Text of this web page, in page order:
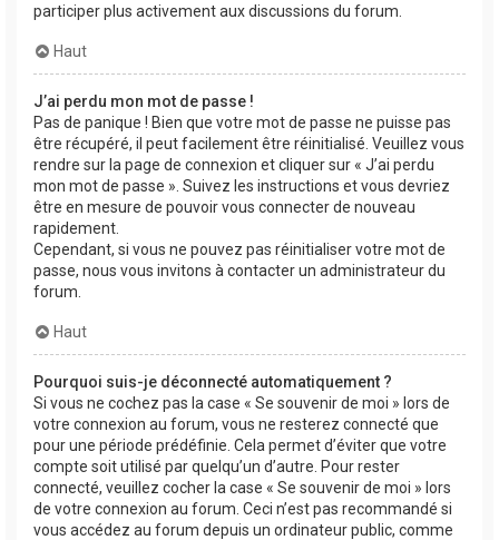
participer plus activement aux discussions du forum.
Haut
J’ai perdu mon mot de passe !
Pas de panique ! Bien que votre mot de passe ne puisse pas
être récupéré, il peut facilement être réinitialisé. Veuillez vous
rendre sur la page de connexion et cliquer sur « J’ai perdu
mon mot de passe ». Suivez les instructions et vous devriez
être en mesure de pouvoir vous connecter de nouveau
rapidement.
Cependant, si vous ne pouvez pas réinitialiser votre mot de
passe, nous vous invitons à contacter un administrateur du
forum.
Haut
Pourquoi suis-je déconnecté automatiquement ?
Si vous ne cochez pas la case « Se souvenir de moi » lors de
votre connexion au forum, vous ne resterez connecté que
pour une période prédéfinie. Cela permet d’éviter que votre
compte soit utilisé par quelqu’un d’autre. Pour rester
connecté, veuillez cocher la case « Se souvenir de moi » lors
de votre connexion au forum. Ceci n’est pas recommandé si
vous accédez au forum depuis un ordinateur public, comme